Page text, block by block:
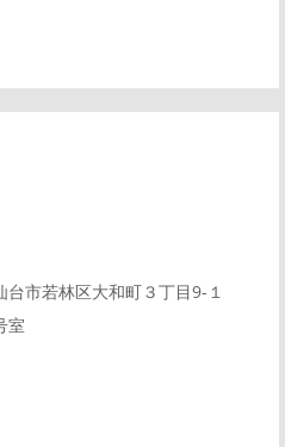
台市若林区大和町３丁目9-１
室